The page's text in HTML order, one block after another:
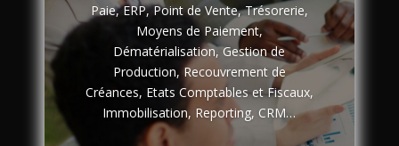
Paie, ERP, Point de Vente, Trésorerie,
Moyens de Paiement,
Dématérialisation, Gestion de
Production, Recouvrement de
Créances, Etats Comptables et Fiscaux,
Immobilisation, Reporting, CRM…